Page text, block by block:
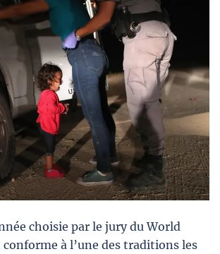
choisie par le jury du World
conforme à l’une des traditions les